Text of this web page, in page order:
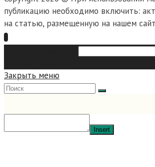
публикацию необходимо включить:
на статью, размещенную на нашем
Закрыть меню
Insert